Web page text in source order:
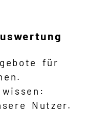
für
Nutzer.